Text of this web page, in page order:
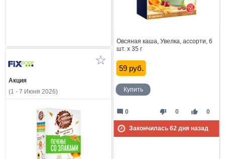
Овсяная каша, Увелка, ассорти, 6
шт. х 35 г
59 руб.
Купить
thumb_down 0 thumb_up 0
mode_comment 0
Закончилась 62дня назад
Акция
(1 - 7 Июня 2026)